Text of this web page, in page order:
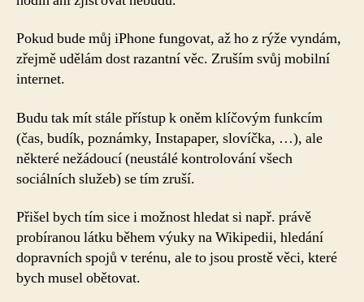
Pokud bude můj iPhone fungovat, až ho z rýže vyndám,
zřejmě udělám dost razantní věc. Zruším svůj mobilní
internet.
Budu tak mít stále přístup k oněm klíčovým funkcím
(čas, budík, poznámky, Instapaper, slovíčka, …), ale
některé nežádoucí (neustálé kontrolování všech
sociálních služeb) se tím zruší.
Přišel bych tím sice i možnost hledat si např. právě
probíranou látku během výuky na Wikipedii, hledání
dopravních spojů v terénu, ale to jsou prostě věci, které
bych musel obětovat.